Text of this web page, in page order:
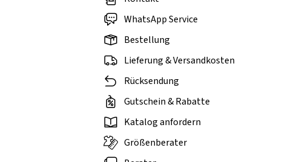
WhatsApp Service
Bestellung
Lieferung & Versandkosten
Rücksendung
Gutschein & Rabatte
Katalog anfordern
Größenberater